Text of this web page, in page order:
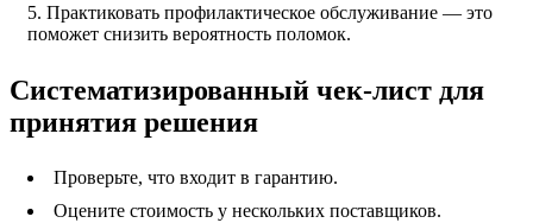
Практиковать профилактическое обслуживание — это
поможет снизить вероятность поломок.
Систематизированный чек-лист для
принятия решения
Проверьте, что входит в гарантию.
Оцените стоимость у нескольких поставщиков.